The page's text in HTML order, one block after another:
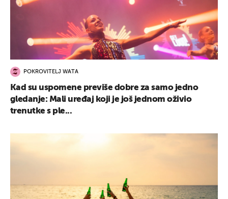
POKROVITELJ WATA
Kad su uspomene previše dobre za samo jedno
gledanje: Mali uređaj koji je još jednom oživio
trenutke s ple...